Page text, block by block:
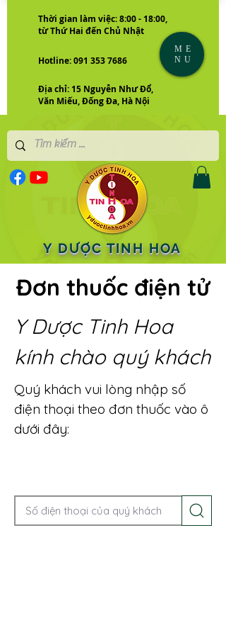
Thời gian làm việc: 8:00 - 18:00,
từ Thứ Hai đến Chủ Nhật
Hotline: 091 353 7686
Địa chỉ: 15 Nguyễn Như Đổ,
Văn Miếu, Đống Đa, Hà Nội
Y DƯỢC TINH HOA
ME
NU
Đơn thuốc điện tử
Y Dược Tinh Hoa
kính chào quý khách
Quý khách vui lòng nhập số
điện thoại theo đơn thuốc vào ô
dưới đây: